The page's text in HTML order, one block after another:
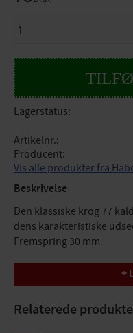
Lagerstatus
Artikelnr.
Producent
Vis alle produkter fra
Beskrivelse
Den klassiske krog 77
dens karakteristiske
Fremspring 30 mm.
Rigtig klassiker
+
Relaterede